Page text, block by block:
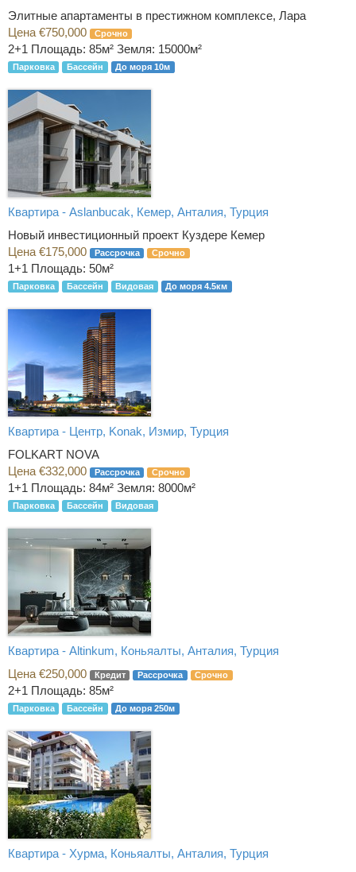
Элитные апартаменты в престижном комплексе, Лара
Цена €750,000
Срочно
2+1 Площадь: 85м² Земля: 15000м²
Парковка Бассейн До моря 10м
Квартира - Aslanbucak, Кемер, Анталия, Турция
Новый инвестиционный проект Куздере Кемер
Цена €175,000
Рассрочка Срочно
1+1 Площадь: 50м²
Парковка Бассейн Видовая До моря 4.5км
Квартира - Центр, Konak, Измир, Турция
FOLKART NOVA
Цена €332,000
Рассрочка Срочно
1+1 Площадь: 84м² Земля: 8000м²
Парковка Бассейн Видовая
Квартира - Altinkum, Коньяалты, Анталия, Турция
Цена €250,000
Кредит Рассрочка Срочно
2+1 Площадь: 85м²
Парковка Бассейн До моря 250м
Квартира - Хурма, Коньяалты, Анталия, Турция